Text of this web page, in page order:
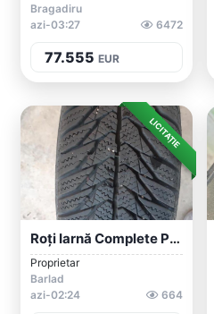
Bragadiru
azi-03:27
6472
77.555 EUR
LICITAȚIE
Roți Iarnă Complete Polo/Skoda
Proprietar
Barlad
azi-02:24
664